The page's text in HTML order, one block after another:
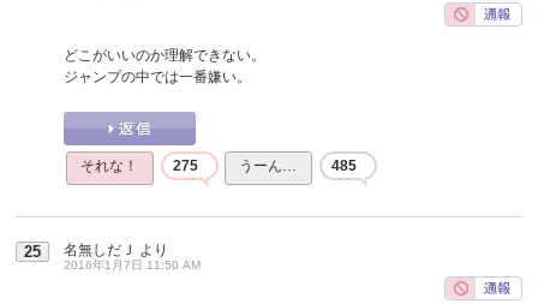
どこがいいのか理解できない。
ジャンプの中では一番嫌い。
それな！ 275 うーん… 485
25 名無しだＪ より
2016年1月7日 11:50 AM